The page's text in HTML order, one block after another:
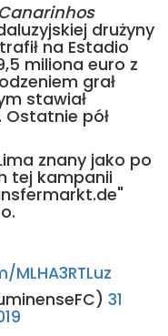
Canarinhos
drużyny
na Estadio
miliona euro z
grał
stawiał
Ostatnie pół
znany jako po
tej kampanii
31